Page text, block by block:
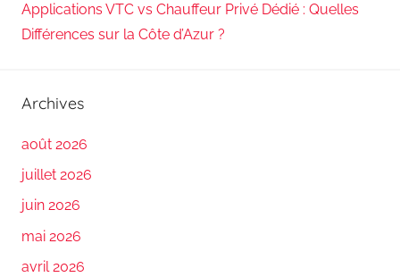
Applications VTC vs Chauffeur Privé Dédié : Quelles
Différences sur la Côte d’Azur ?
Archives
août 2026
juillet 2026
juin 2026
mai 2026
avril 2026